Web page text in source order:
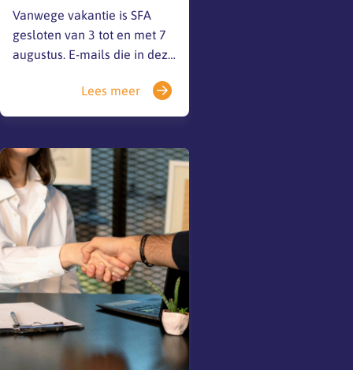
Vanwege vakantie is SFA
gesloten van 3 tot en met 7
augustus. E-mails die in deze
kunnen dan niet worden
behandeld. Ook vóór en na
het team afwezig, waardoor
het langer kan duren
voordat je een reactie
ontvangt. Is je…
Lees meer